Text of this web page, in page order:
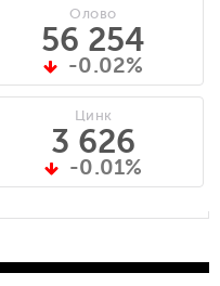
Олово
56 254
-0.02%
Цинк
3 626
-0.01%